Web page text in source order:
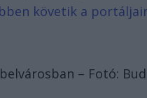
követik a
– Fotó: